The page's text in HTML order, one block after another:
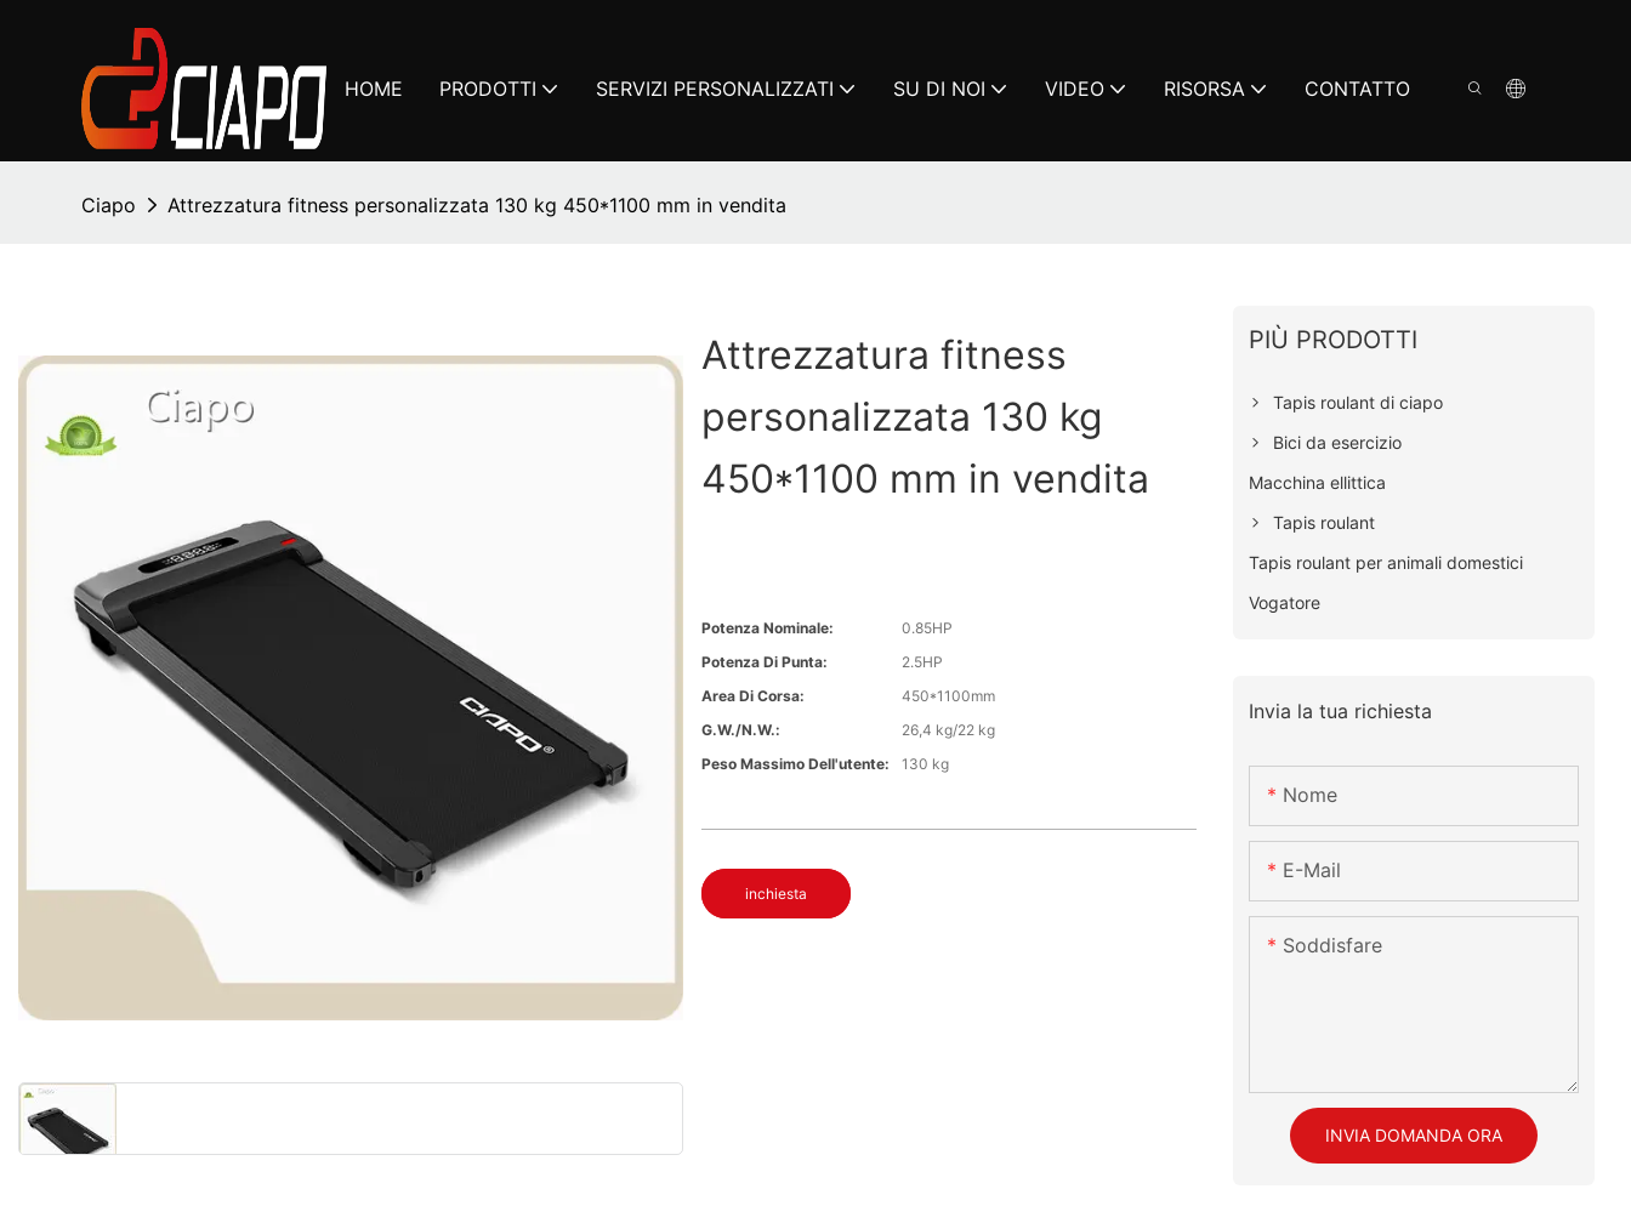
HOME PRODOTTI SERVIZI PERSONALIZZATI SU DI NOI VIDEO RISORSA CONTATTO
Ciapo Attrezzatura fitness personalizzata 130 kg 450*1100 mm in vendita
Attrezzatura fitness
personalizzata 130 kg
450*1100 mm in vendita
Potenza Nominale:
0.85HP
Potenza Di Punta:
2.5HP
Area Di Corsa:
450*1100mm
G.W./N.W.:
26,4 kg/22 kg
Peso Massimo Dell'utente:
130 kg
inchiesta
PIÙ PRODOTTI
Tapis roulant di ciapo
Bici da esercizio
Macchina ellittica
Tapis roulant
Tapis roulant per animali domestici
Vogatore
Invia la tua richiesta
Nome
E-Mail
Soddisfare
INVIA DOMANDA ORA